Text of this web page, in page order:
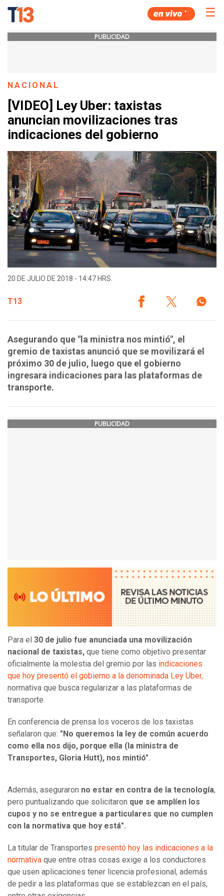
☰
PUBLICIDAD
NACIONAL
[VIDEO] Ley Uber: taxistas
anuncian movilizaciones tras
indicaciones del gobierno
20 DE JULIO DE 2018 - 14:47 HRS.
T13
Asegurando que "la ministra nos mintió", el
gremio de taxistas anunció que se movilizará el
próximo 30 de julio, luego que el gobierno
ingresara indicaciones para las plataformas de
transporte.
PUBLICIDAD
Para el 30 de julio fue anunciada una movilización
nacional de taxistas, que tiene como objetivo presentar
oficialmente la molestia del gremio por las indicaciones
que hoy presentó el gobierno a la denominada Ley Uber,
normativa que busca regularizar a las plataformas de
transporte.
En conferencia de prensa los voceros de los taxistas
señalaron que: "No queremos la ley de común acuerdo
como ella nos dijo, porque ella (la ministra de
Transportes, Gloria Hutt), nos mintió".
Además, aseguraron no estar en contra de la tecnología,
pero puntualizando que solicitaron que se amplíen los
cupos y no se entregue a particulares que no cumplen
con la normativa que hoy está".
La titular de Transportes presentó hoy las indicaciones a la
normativa que entre otras cosas exige a los conductores
que usen aplicaciones tener licencia profesional, además
de pedir a las plataformas que se establezcan en el país,